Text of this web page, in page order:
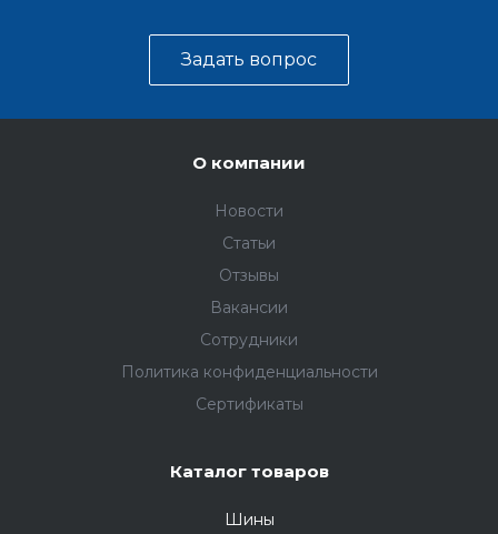
Задать вопрос
О компании
Новости
Статьи
Отзывы
Вакансии
Сотрудники
Политика конфиденциальности
Сертификаты
Каталог товаров
Шины